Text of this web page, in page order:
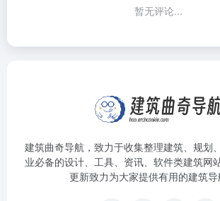
暂无评论...
建筑曲奇导航 ，致力于收集整理建筑、规划
业必备的设计、工具、资讯、软件类建筑网
更新致力为大家提供有用的建筑